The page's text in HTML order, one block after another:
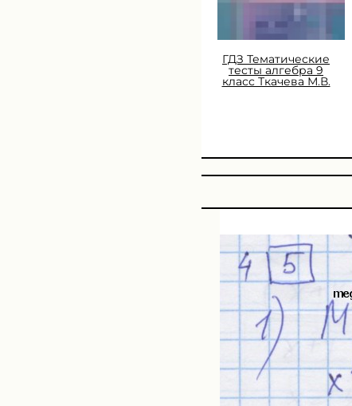
ГДЗ Тематические
тесты алгебра 9
класс Ткачева М.В.